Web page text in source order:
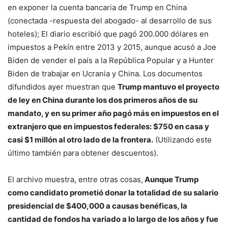
en exponer la cuenta bancaria de Trump en China
(conectada -respuesta del abogado- al desarrollo de sus
hoteles); El diario escribió que pagó 200.000 dólares en
impuestos a Pekín entre 2013 y 2015, aunque acusó a Joe
Biden de vender el país a la República Popular y a Hunter
Biden de trabajar en Ucrania y China. Los documentos
difundidos ayer muestran que Trump mantuvo el proyecto
de ley en China durante los dos primeros años de su
mandato, y en su primer año pagó más en impuestos en el
extranjero que en impuestos federales: $750 en casa y
casi $1 millón al otro lado de la frontera. (Utilizando este
último también para obtener descuentos).
El archivo muestra, entre otras cosas, Aunque Trump
como candidato prometió donar la totalidad de su salario
presidencial de $400,000 a causas benéficas, la
cantidad de fondos ha variado a lo largo de los años y fue